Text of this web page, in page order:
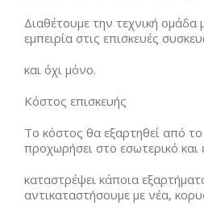
Διαθέτουμε την τεχνική ομάδα
εμπειρία στις επισκευές
και όχι μόνο.
Κόστος επισκευής
Το κόστος θα εξαρτηθεί από
προχωρήσει στο εσωτερικό και
καταστρέψει κάποια
αντικαταστήσουμε με νέα,